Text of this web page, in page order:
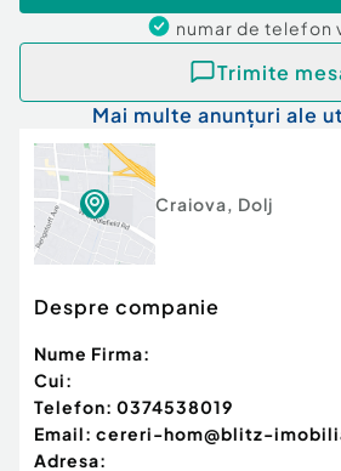
numar de telefon
Trimite
Mai multe anunțuri ale
Craiova, Dolj
Despre companie
Nume Firma:
Cui:
Telefon: 0374538019
Email: cereri-hom@blitz-
Adresa: